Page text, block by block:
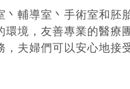
輔導室丶手術室和胚
境，友善專業的醫療
，夫婦們可以安心地接